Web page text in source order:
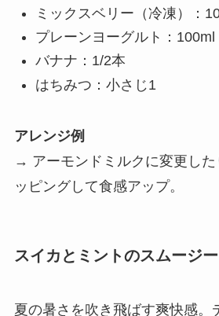
ミックスベリー（冷凍）：
プレーンヨーグルト：100ml
バナナ：1/2本
はちみつ：小さじ1
アレンジ例
→ アーモンドミルクに変更した
ッピングして食感アップ。
スイカとミントのスムージー
夏の暑さを吹き飛ばす爽快感。